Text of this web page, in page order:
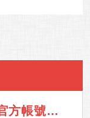
方帳號通